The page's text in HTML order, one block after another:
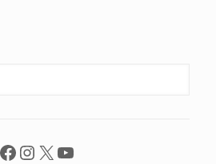
Facebook
Instagram
X YouTube